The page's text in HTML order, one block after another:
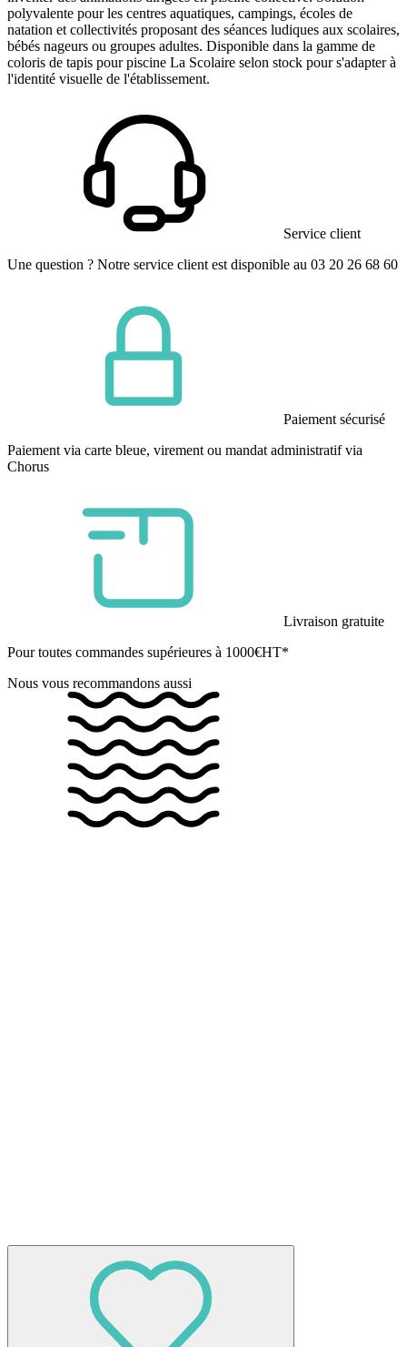
polyvalente pour les centres aquatiques, campings, écoles de
natation et collectivités proposant des séances ludiques aux scolaires,
bébés nageurs ou groupes adultes. Disponible dans la gamme de
coloris de tapis pour piscine La Scolaire selon stock pour s'adapter à
l'identité visuelle de l'établissement.
Service client
Une question ? Notre service client est disponible au 03 20 26 68 60
Paiement sécurisé
Paiement via carte bleue, virement ou mandat administratif via
Chorus
Livraison gratuite
Pour toutes commandes supérieures à 1000€HT*
Nous vous recommandons aussi